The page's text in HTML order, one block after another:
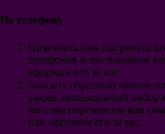
Сельта
Реал Сосьедад
Реал Бетис
По телефону
Позвонить нам напрямую
телефонов и мы поможем
оформим его за вас;
Заказать обратный звонок
указав минимальный набор
чего мы перезвоним вам
или оформим его за вас.